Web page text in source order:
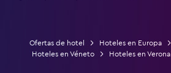
Ofertas de hotel Hoteles en Europa
Hoteles en Véneto
Hoteles en Verona